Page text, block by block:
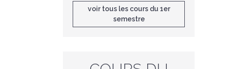
voir tous les cours du 1er
semestre